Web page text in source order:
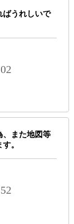
ばうれしいで
、また地図等
。